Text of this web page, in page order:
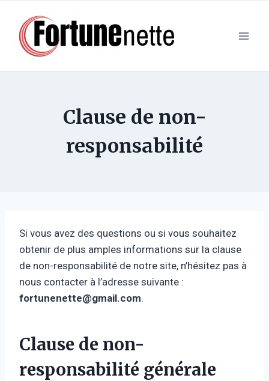
contenu
Clause de non-
responsabilité
Si vous avez des questions ou si vous souhaitez
obtenir de plus amples informations sur la clause
de non-responsabilité de notre site, n’hésitez pas à
nous contacter à l’adresse suivante :
fortunenette@gmail.com.
Clause de non-
responsabilité générale